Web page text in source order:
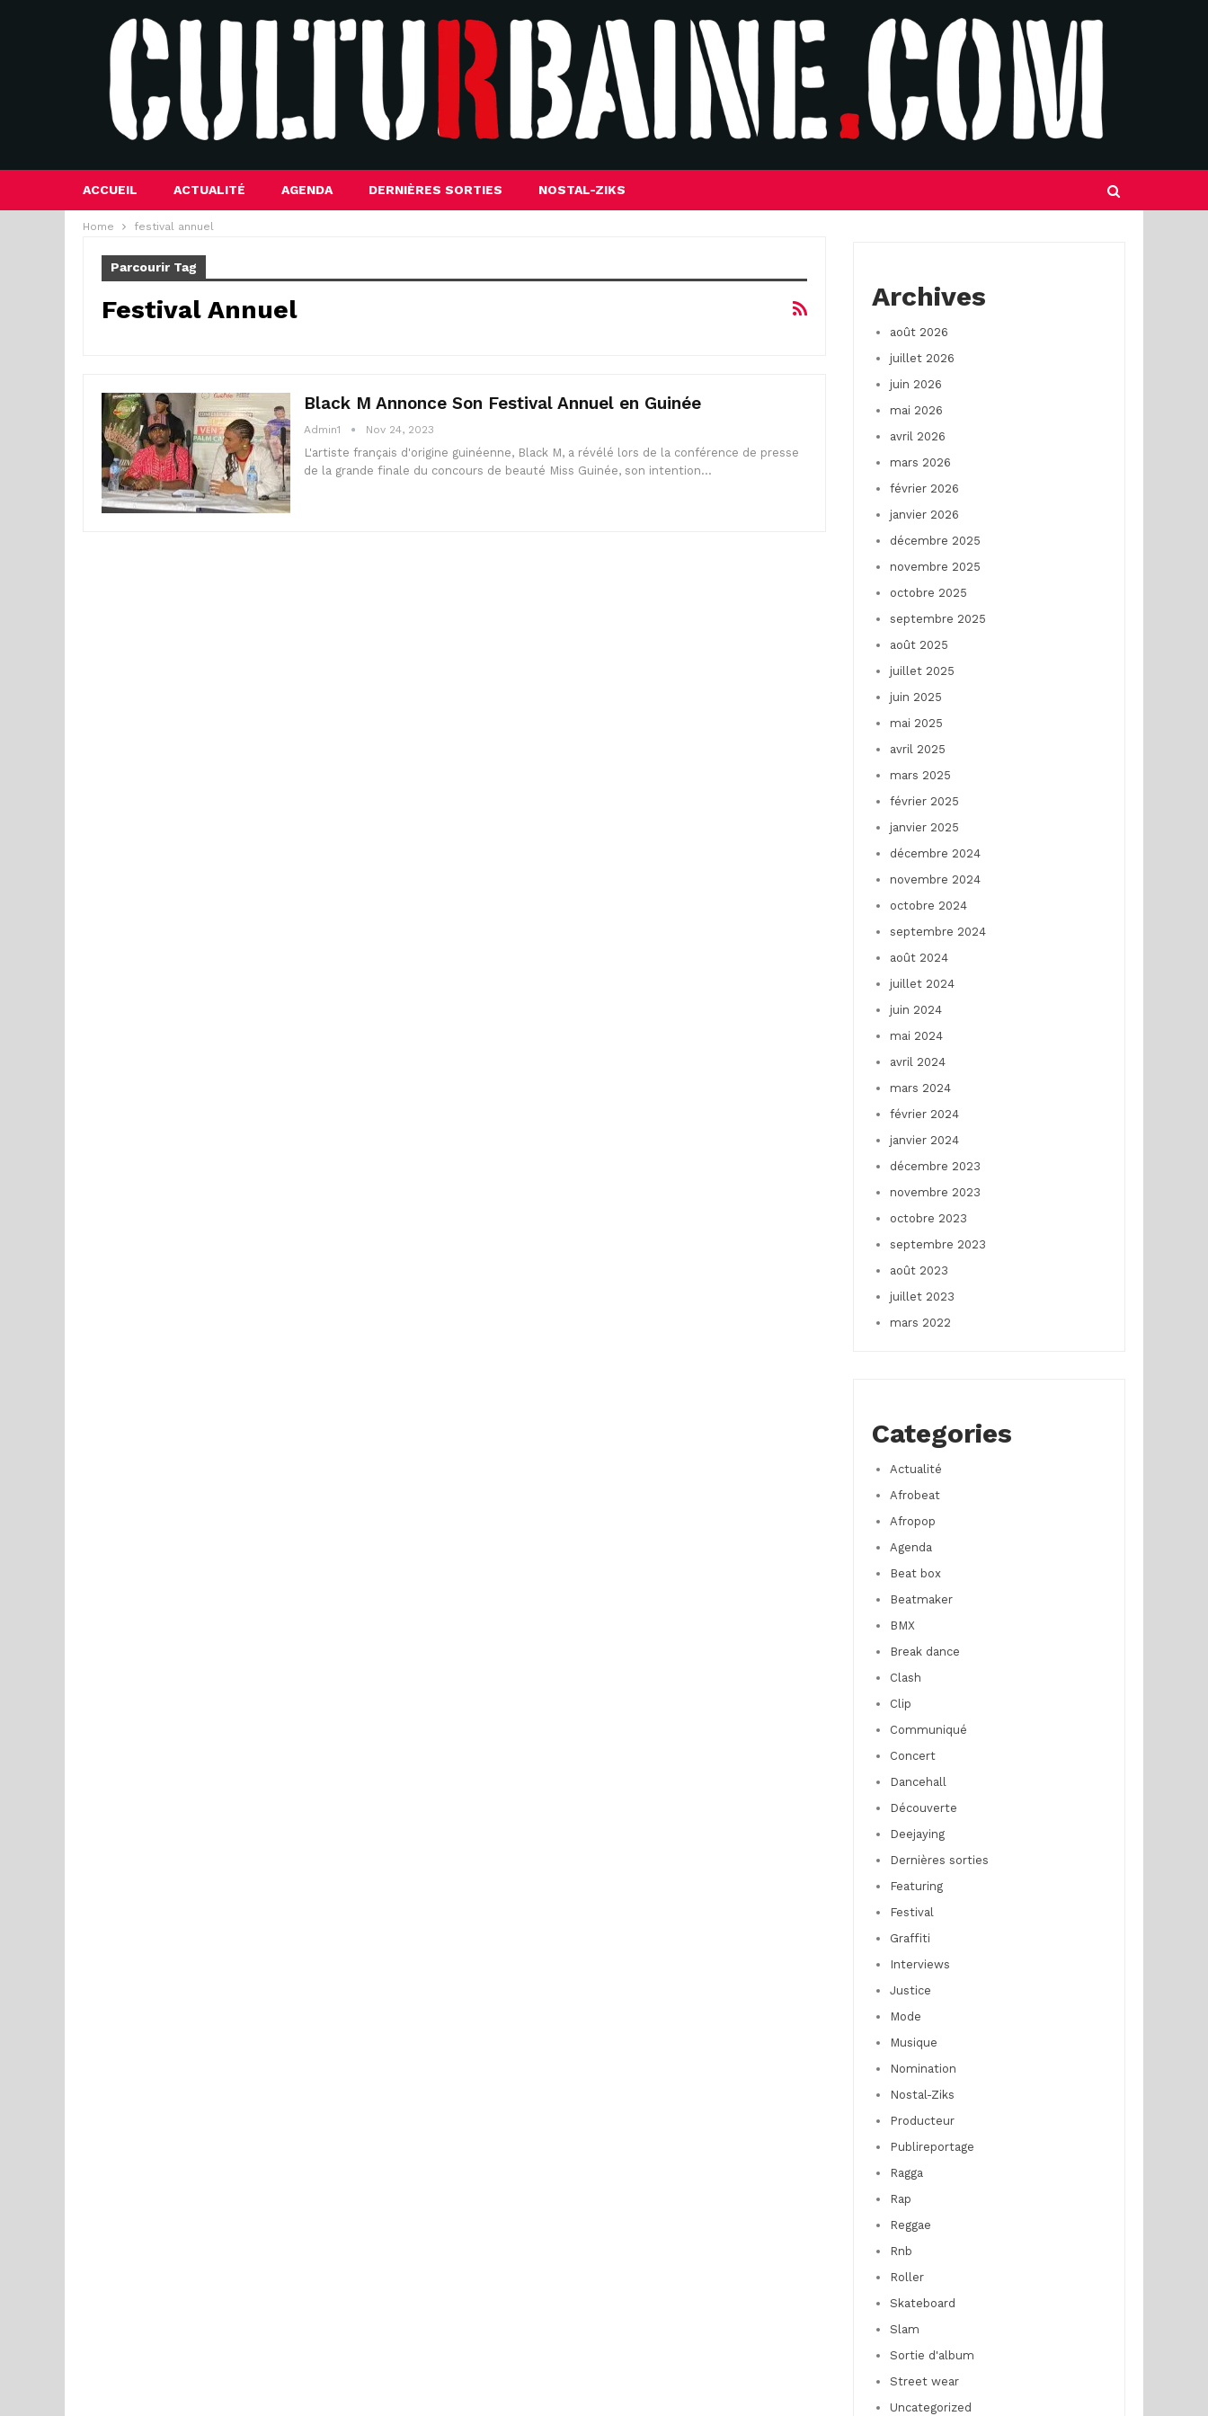
ACCUEIL ACTUALITÉ AGENDA DERNIÈRES SORTIES NOSTAL-ZIKS
Home festival annuel
Parcourir Tag
Festival Annuel
Black M Annonce Son Festival Annuel en Guinée
Admin1 Nov 24, 2023
L'artiste français d'origine guinéenne, Black M, a révélé lors de la conférence de presse
de la grande finale du concours de beauté Miss Guinée, son intention…
Archives
août 2026
juillet 2026
juin 2026
mai 2026
avril 2026
mars 2026
février 2026
janvier 2026
décembre 2025
novembre 2025
octobre 2025
septembre 2025
août 2025
juillet 2025
juin 2025
mai 2025
avril 2025
mars 2025
février 2025
janvier 2025
décembre 2024
novembre 2024
octobre 2024
septembre 2024
août 2024
juillet 2024
juin 2024
mai 2024
avril 2024
mars 2024
février 2024
janvier 2024
décembre 2023
novembre 2023
octobre 2023
septembre 2023
août 2023
juillet 2023
mars 2022
Categories
Actualité
Afrobeat
Afropop
Agenda
Beat box
Beatmaker
BMX
Break dance
Clash
Clip
Communiqué
Concert
Dancehall
Découverte
Deejaying
Dernières sorties
Featuring
Festival
Graffiti
Interviews
Justice
Mode
Musique
Nomination
Nostal-Ziks
Producteur
Publireportage
Ragga
Rap
Reggae
Rnb
Roller
Skateboard
Slam
Sortie d'album
Street wear
Uncategorized